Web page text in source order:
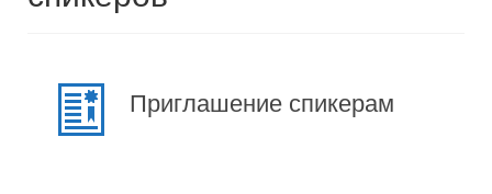
Приглашение спикерам